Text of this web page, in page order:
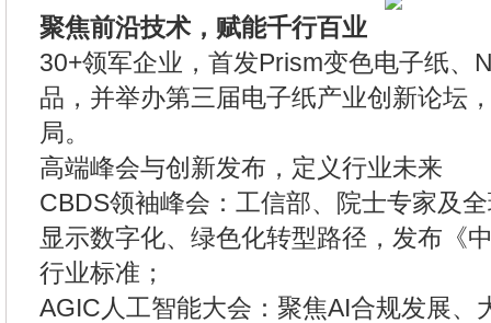
聚焦前沿技术，赋能千行百业
30+领军企业，首发Prism变色电子纸、
品，并举办第三届电子纸产业创新论坛
局。
高端峰会与创新发布，定义行业未来
CBDS领袖峰会：工信部、院士专家及
显示数字化、绿色化转型路径，发布《
行业标准；
AGIC人工智能大会：聚焦AI合规发展、